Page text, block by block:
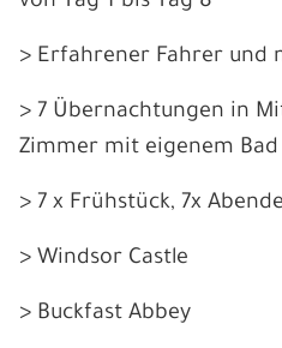
> Erfahrener Fahrer und
> 7 Übernachtungen in
Zimmer mit eigenem Bad
> 7 x Frühstück, 7x
> Windsor Castle
> Buckfast Abbey